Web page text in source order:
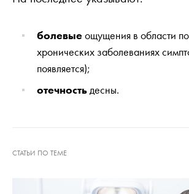
болевыеощущения в области
хронических заболеваниях
появляется);
отечностьдесны.